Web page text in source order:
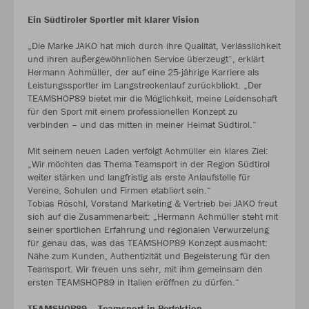
Ein Südtiroler Sportler mit klarer Vision
„Die Marke JAKO hat mich durch ihre Qualität, Verlässlichkeit
und ihren außergewöhnlichen Service überzeugt“, erklärt
Hermann Achmüller, der auf eine 25-jährige Karriere als
Leistungssportler im Langstreckenlauf zurückblickt. „Der
TEAMSHOP89 bietet mir die Möglichkeit, meine Leidenschaft
für den Sport mit einem professionellen Konzept zu
verbinden – und das mitten in meiner Heimat Südtirol.“
Mit seinem neuen Laden verfolgt Achmüller ein klares Ziel:
„Wir möchten das Thema Teamsport in der Region Südtirol
weiter stärken und langfristig als erste Anlaufstelle für
Vereine, Schulen und Firmen etabliert sein.“
Tobias Röschl, Vorstand Marketing & Vertrieb bei JAKO freut
sich auf die Zusammenarbeit: „Hermann Achmüller steht mit
seiner sportlichen Erfahrung und regionalen Verwurzelung
für genau das, was das TEAMSHOP89 Konzept ausmacht:
Nähe zum Kunden, Authentizität und Begeisterung für den
Teamsport. Wir freuen uns sehr, mit ihm gemeinsam den
ersten TEAMSHOP89 in Italien eröffnen zu dürfen.“